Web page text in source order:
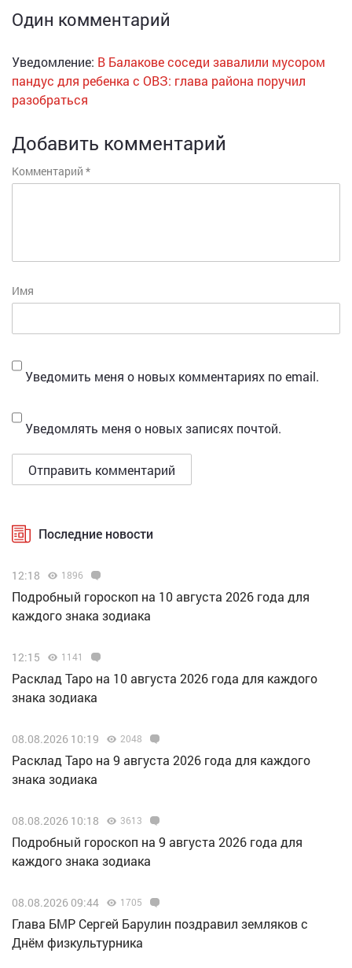
Один комментарий
Уведомление: В Балакове соседи завалили мусором
пандус для ребенка с ОВЗ: глава района поручил
разобраться
Добавить комментарий
Комментарий *
Имя
Уведомить меня о новых комментариях по email.
Уведомлять меня о новых записях почтой.
Последние новости
12:18 1896
Подробный гороскоп на 10 августа 2026 года для
каждого знака зодиака
12:15 1141
Расклад Таро на 10 августа 2026 года для каждого
знака зодиака
08.08.2026 10:19 2048
Расклад Таро на 9 августа 2026 года для каждого
знака зодиака
08.08.2026 10:18 3613
Подробный гороскоп на 9 августа 2026 года для
каждого знака зодиака
08.08.2026 09:44 1705
Глава БМР Сергей Барулин поздравил земляков с
Днём физкультурника